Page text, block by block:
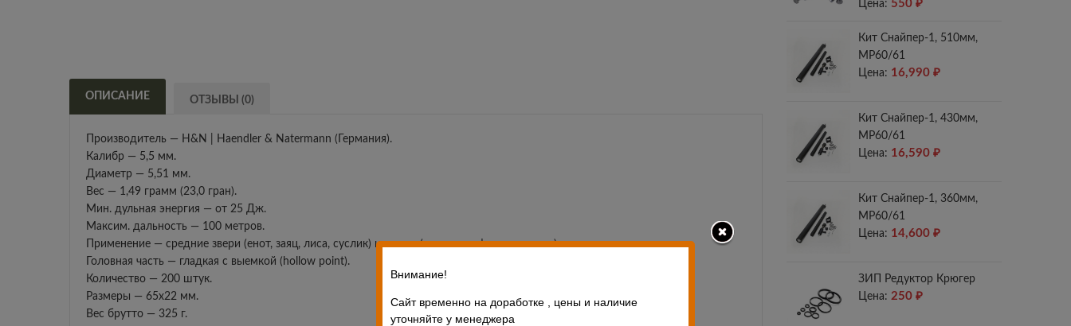
ОПИСАНИЕ ОТЗЫВЫ (0)
Производитель — H&N | Haendler & Natermann (Германия).
Калибр — 5,5 мм.
Диаметр — 5,51 мм.
Вес — 1,49 грамм (23,0 гран).
Мин. дульная энергия — от 25 Дж.
Максим. дальность — 100 метров.
Применение — средние звери (енот, заяц, лиса, суслик) и птицы (утка, гусь, фазан, тетерев).
Головная часть — гладкая с выемкой (hollow point).
Количество — 200 штук.
Размеры — 65х22 мм.
Вес брутто — 325 г.
Цена: 550 ₽
Кит Снайпер-1, 510мм,
МР60/61
Цена: 16,990 ₽
Кит Снайпер-1, 430мм,
МР60/61
Цена: 16,590 ₽
Кит Снайпер-1, 360мм,
МР60/61
Цена: 14,600 ₽
ЗИП Редуктор Крюгер
Цена: 250 ₽
Внимание!
Сайт временно на доработке , цены и наличие
уточняйте у менеджера